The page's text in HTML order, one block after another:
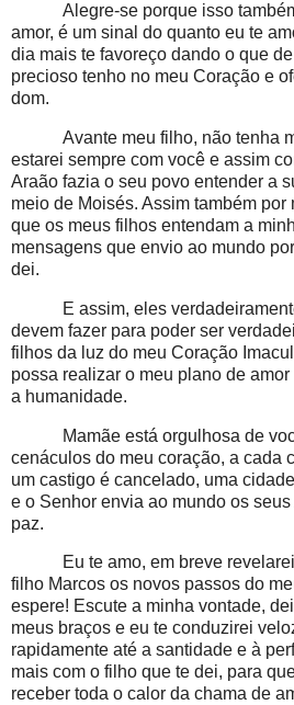
Alegre-se porque isso
amor, é um sinal do quanto eu te
dia mais te favoreço dando o que
precioso tenho no meu Coração e
dom.
Avante meu filho, não tenha
estarei sempre com você e assim
Araão fazia o seu povo entender a
meio de Moisés. Assim também
que os meus filhos entendam a
mensagens que envio ao mundo
dei.
E assim, eles
devem fazer para poder ser
filhos da luz do meu Coração
possa realizar o meu plano de
a humanidade.
Mamãe está orgulhosa de
cenáculos do meu coração, a cada
um castigo é cancelado, uma
e o Senhor envia ao mundo os
paz.
Eu te amo, em breve
filho Marcos os novos passos do
espere! Escute a minha vontade,
meus braços e eu te conduzirei
rapidamente até a santidade e à
mais com o filho que te dei, para
receber toda o calor da chama de